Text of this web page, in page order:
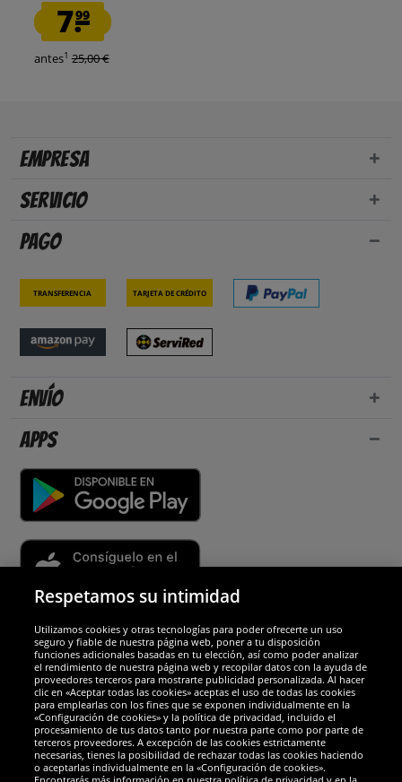
7.99
antes1 25,00 €
Empresa
Servicio
Pago
Transferencia Tarjeta de crédito
Envío
Apps
Socios y seguridad
Galardones
Respetamos su intimidad
Utilizamos cookies y otras tecnologías para poder ofrecerte un uso
seguro y fiable de nuestra página web, poner a tu disposición
funciones adicionales basadas en tu elección, así como poder analizar
el rendimiento de nuestra página web y recopilar datos con la ayuda de
proveedores terceros para mostrarte publicidad personalizada. Al hacer
clic en «Aceptar todas las cookies» aceptas el uso de todas las cookies
para emplearlas con los fines que se exponen individualmente en la
«Configuración de cookies» y la política de privacidad, incluido el
procesamiento de tus datos tanto por nuestra parte como por parte de
terceros proveedores. A excepción de las cookies estrictamente
necesarias, tienes la posibilidad de rechazar todas las cookies haciendo
o aceptarlas individualmente en la «Configuración de cookies».